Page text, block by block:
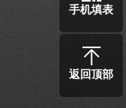
手机填表
返回顶部